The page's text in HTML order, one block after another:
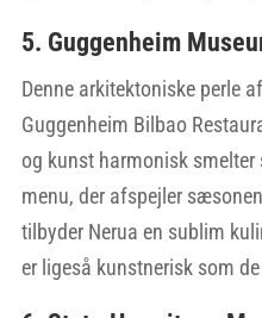
5. Guggenheim
Denne arkitektoniske perle
Guggenheim Bilbao
og kunst harmonisk
menu, der afspejler
tilbyder Nerua en sublim
er ligeså kunstnerisk som